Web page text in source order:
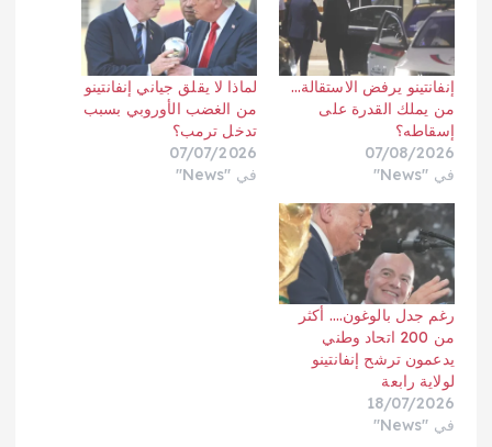
إنفانتينو يرفض الاستقالة…
من يملك القدرة على
إسقاطه؟
07/08/2026
في "News"
لماذا لا يقلق جياني إنفانتينو
من الغضب الأوروبي بسبب
تدخل ترمب؟
07/07/2026
في "News"
رغم جدل بالوغون…. أكثر
من 200 اتحاد وطني
يدعمون ترشح إنفانتينو
لولاية رابعة
18/07/2026
في "News"